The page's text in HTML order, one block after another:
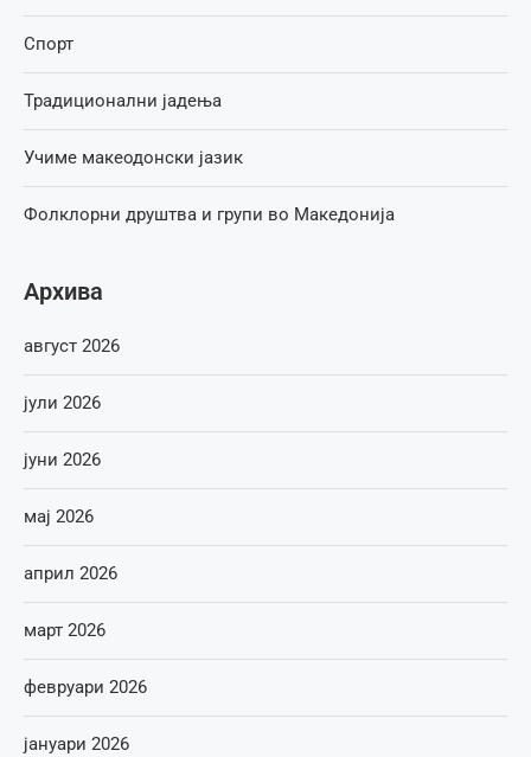
Спорт
Традиционални јадења
Учиме макеодонски јазик
Фолклорни друштва и групи во Македонија
Архива
август 2026
јули 2026
јуни 2026
мај 2026
април 2026
март 2026
февруари 2026
јануари 2026